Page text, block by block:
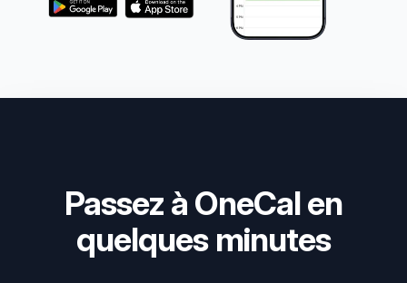
Passez à OneCal en
quelques minutes